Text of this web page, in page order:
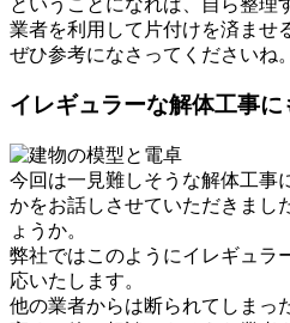
業者を利用して片付けを済ませ
ぜひ参考になさってくださいね。
イレギュラーな解体工事に
今回は一見難しそうな解体工事
かをお話しさせていただきまし
ょうか。
弊社ではこのようにイレギュラ
応いたします。
他の業者からは断られてしまっ